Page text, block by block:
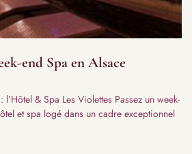
end Spa en Alsace
l’Hôtel & Spa Les Violettes Passez un week-
et spa logé dans un cadre exceptionnel